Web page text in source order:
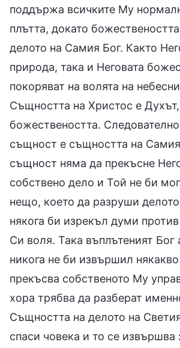
поддържа всичките Му
плътта, докато
делото на Самия Бог. Както
природа, така и Неговата
покоряват на волята на
Същността на Христос е Духът,
божествеността. Следователно
същност е същността на Самия
същност няма да прекъсне
собствено дело и Той не би
нещо, което да разруши
някога би изрекъл думи
Си воля. Така въплътеният Бог
никога не би извършил
прекъсва собственото Му
хора трябва да разберат
Същността на делото на
спаси човека и то се извършва